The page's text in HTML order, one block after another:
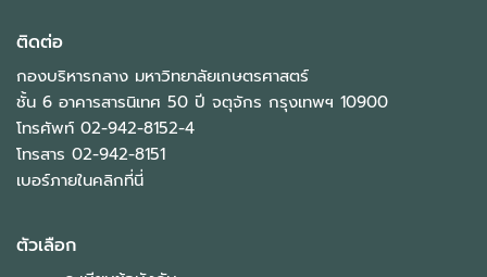
ติดต่อ
กองบริหารกลาง มหาวิทยาลัยเกษตรศาสตร์
ชั้น 6 อาคารสารนิเทศ 50 ปี จตุจักร กรุงเทพฯ 10900
โทรศัพท์ 02-942-8152-4
โทรสาร 02-942-8151
เบอร์ภายในคลิกที่นี่
ตัวเลือก